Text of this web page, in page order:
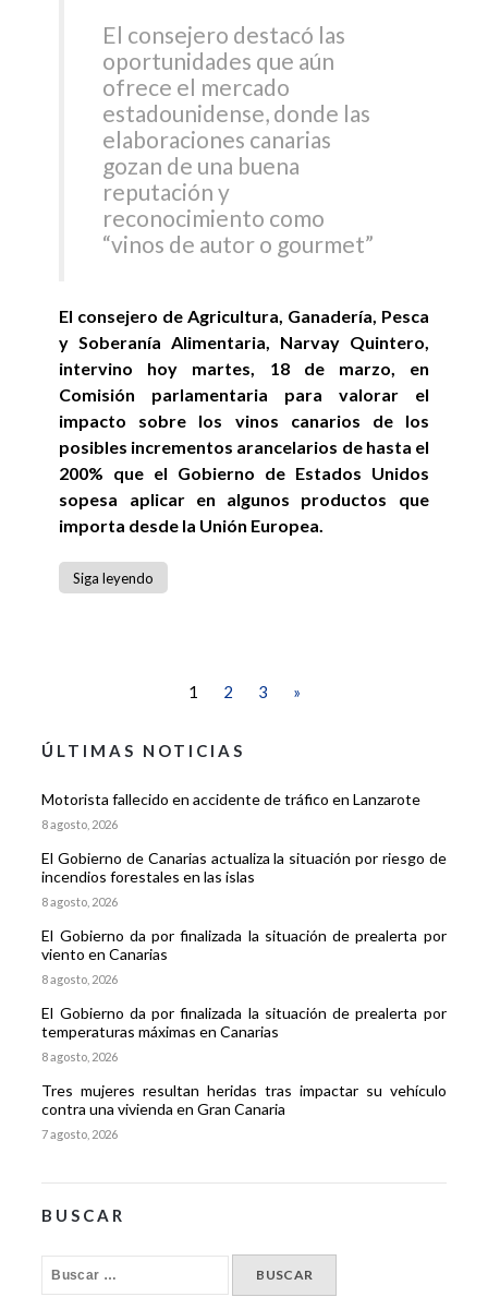
El consejero destacó las
oportunidades que aún
ofrece el mercado
estadounidense, donde las
elaboraciones canarias
gozan de una buena
reputación y
reconocimiento como
“vinos de autor o gourmet”
El consejero de Agricultura, Ganadería, Pesca
y Soberanía Alimentaria, Narvay Quintero,
intervino hoy martes, 18 de marzo, en
Comisión parlamentaria para valorar el
impacto sobre los vinos canarios de los
posibles incrementos arancelarios de hasta el
200% que el Gobierno de Estados Unidos
sopesa aplicar en algunos productos que
importa desde la Unión Europea.
Siga leyendo
1 2 3 »
ÚLTIMAS NOTICIAS
Motorista fallecido en accidente de tráfico en Lanzarote
8 agosto, 2026
El Gobierno de Canarias actualiza la situación por riesgo de
incendios forestales en las islas
8 agosto, 2026
El Gobierno da por finalizada la situación de prealerta por
viento en Canarias
8 agosto, 2026
El Gobierno da por finalizada la situación de prealerta por
temperaturas máximas en Canarias
8 agosto, 2026
Tres mujeres resultan heridas tras impactar su vehículo
contra una vivienda en Gran Canaria
7 agosto, 2026
BUSCAR